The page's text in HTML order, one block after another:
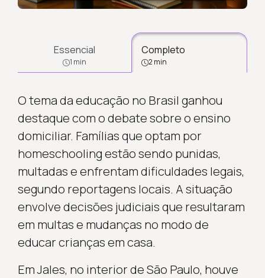
Essencial
1 min
Completo
2 min
O tema da educação no Brasil ganhou
destaque com o debate sobre o ensino
domiciliar. Famílias que optam por
homeschooling estão sendo punidas,
multadas e enfrentam dificuldades legais,
segundo reportagens locais. A situação
envolve decisões judiciais que resultaram
em multas e mudanças no modo de
educar crianças em casa.
Em Jales, no interior de São Paulo, houve